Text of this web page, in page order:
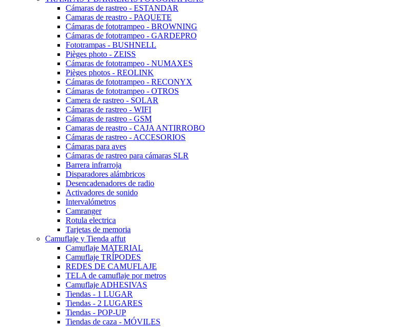
Cámaras de rastreo - ESTANDAR
Camaras de reastro - PAQUETE
Cámaras de fototrampeo - BROWNING
Cámaras de fototrampeo - GARDEPRO
Fototrampas - BUSHNELL
Pièges photo - ZEISS
Cámaras de fototrampeo - NUMAXES
Pièges photos - REOLINK
Cámaras de fototrampeo - RECONYX
Cámaras de fototrampeo - OTROS
Camera de rastreo - SOLAR
Cámaras de rastreo - WIFI
Cámaras de rastreo - GSM
Camaras de reastro - CAJA ANTIRROBO
Cámaras de rastreo - ACCESORIOS
Cámaras para aves
Cámaras de rastreo para cámaras SLR
Barrera infrarroja
Disparadores alámbricos
Desencadenadores de radio
Activadores de sonido
Intervalómetros
Camranger
Rotula electrica
Tarjetas de memoria
Camuflaje y Tienda affut
Camuflaje MATERIAL
Camuflaje TRÍPODES
REDES DE CAMUFLAJE
TELA de camuflaje por metros
Camuflaje ADHESIVAS
Tiendas - 1 LUGAR
Tiendas - 2 LUGARES
Tiendas - POP-UP
Tiendas de caza - MÓVILES